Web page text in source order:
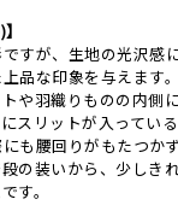
すが、生地の光沢感
品な印象を与えます
や羽織りものの内側
スリットが入ってい
も腰回りがもたつか
の装いから、少しき
す。